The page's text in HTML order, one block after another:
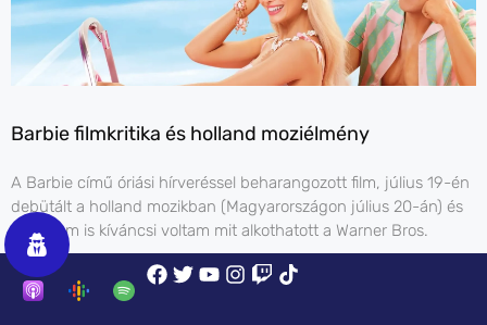
Barbie filmkritika és holland moziélmény
A Barbie című óriási hírveréssel beharangozott film, július 19-én
debütált a holland mozikban (Magyarországon július 20-án) és
jómagam is kíváncsi voltam mit alkothatott a Warner Bros.